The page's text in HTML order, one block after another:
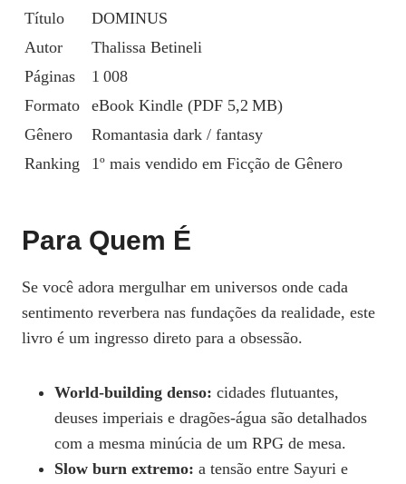
Título
DOMINUS
Autor
Thalissa Betineli
Páginas
1 008
Formato
eBook Kindle (PDF 5,2 MB)
Gênero
Romantasia dark / fantasy
Ranking
1º mais vendido em Ficção de Gênero
Para Quem É
Se você adora mergulhar em universos onde cada
sentimento reverbera nas fundações da realidade, este
livro é um ingresso direto para a obsessão.
World‑building denso: cidades flutuantes,
deuses imperiais e dragões‑água são detalhados
com a mesma minúcia de um RPG de mesa.
Slow burn extremo: a tensão entre Sayuri e